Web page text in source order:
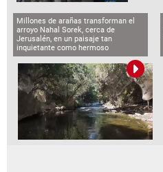
Millones de arañas transforman el
arroyo Nahal Sorek, cerca de
Jerusalén, en un paisaje tan
inquietante como hermoso